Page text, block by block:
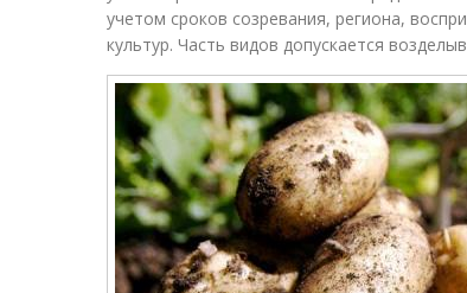
учетом сроков созревания, региона,
культур. Часть видов допускается